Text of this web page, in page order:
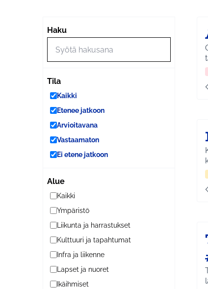
Haku
Tila
Kaikki
Etenee jatkoon
Arvioitavana
Vastaamaton
Ei etene jatkoon
Alue
Kaikki
Ympäristö
Liikunta ja harrastukset
Kulttuuri ja tapahtumat
Infra ja liikenne
Lapset ja nuoret
Ikäihmiset